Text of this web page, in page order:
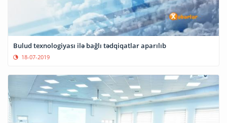
Bulud texnologiyası ilə bağlı tədqiqatlar aparılıb
18-07-2019